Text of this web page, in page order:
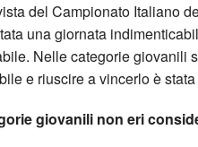
del Campionato Italiano
una giornata
Nelle categorie giovanili
e riuscire a vincerlo è
giovanili non eri